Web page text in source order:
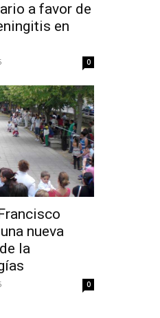
a favor de
en
0
nueva
la
0